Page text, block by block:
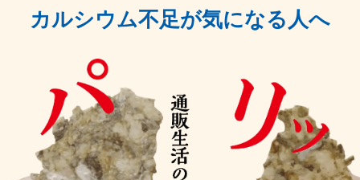
カルシウム不足が気になる人へ